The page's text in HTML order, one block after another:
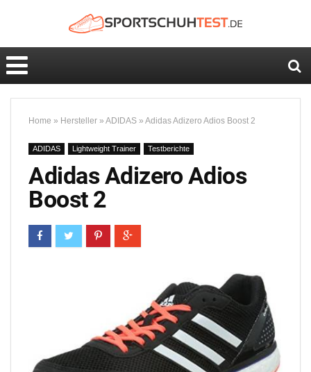
Home » Hersteller » ADIDAS » Adidas Adizero Adios Boost 2
ADIDAS Lightweight Trainer Testberichte
Adidas Adizero Adios
Boost 2